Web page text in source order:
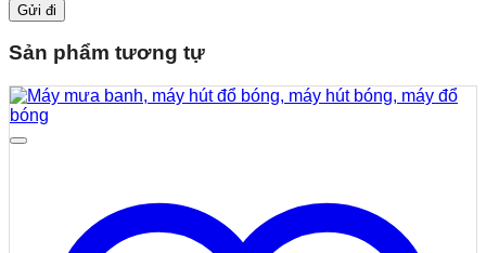
Sản phẩm tương tự